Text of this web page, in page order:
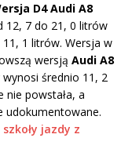
D4 Audi A8
12, 7 do 21, 0 litrów
1 litrów. Wersja w
wersją Audi A8
średnio 11, 2
powstała, a
udokumentowane.
jazdy z